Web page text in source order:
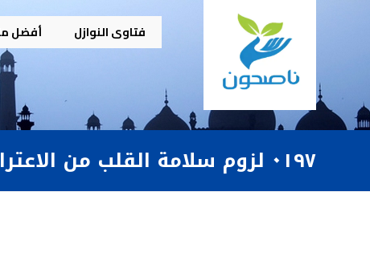
فتاوى النوازل أفضل
٠١٩٧ لزوم سلامة القلب من الاعتراض على ما لا يمكن دفعه من المصائب